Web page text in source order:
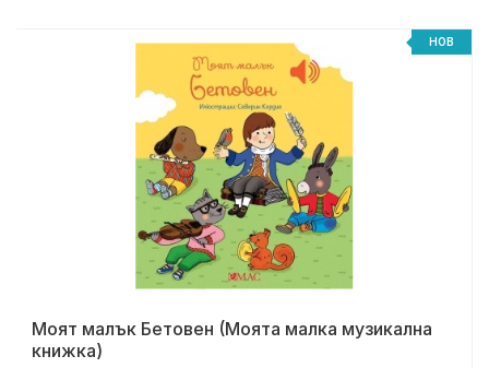
НОВ
Моят малък Бетовен (Моята малка музикална
книжка)